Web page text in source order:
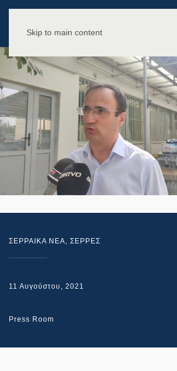
Skip to main content
ΣΕΡΡΑΙΚΑ ΝΕΑ, ΣΕΡΡΕΣ
11 Αυγούστου, 2021
Press Room